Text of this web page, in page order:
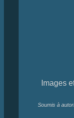
Images
Soumis à